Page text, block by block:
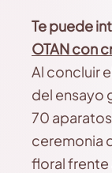
Te puede
OTAN con
Al concluir
del ensayo
70
ceremonia
floral frente